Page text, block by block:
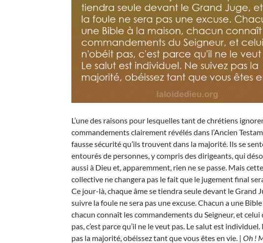
L’une des raisons pour lesquelles tant de chrétiens
commandements clairement révélés dans l’Ancien
fausse sécurité qu’ils trouvent dans la majorité. Ils se
entourés de personnes, y compris des dirigeants, qui
aussi à Dieu et, apparemment, rien ne se passe. Mais
collective ne changera pas le fait que le jugement final
Ce jour-là, chaque âme se tiendra seule devant le Grand
suivre la foule ne sera pas une excuse. Chacun a une
chacun connaît les commandements du Seigneur, et celui
pas, c’est parce qu’il ne le veut pas. Le salut est individuel.
pas la majorité, obéissez tant que vous êtes en vie. | Oh !